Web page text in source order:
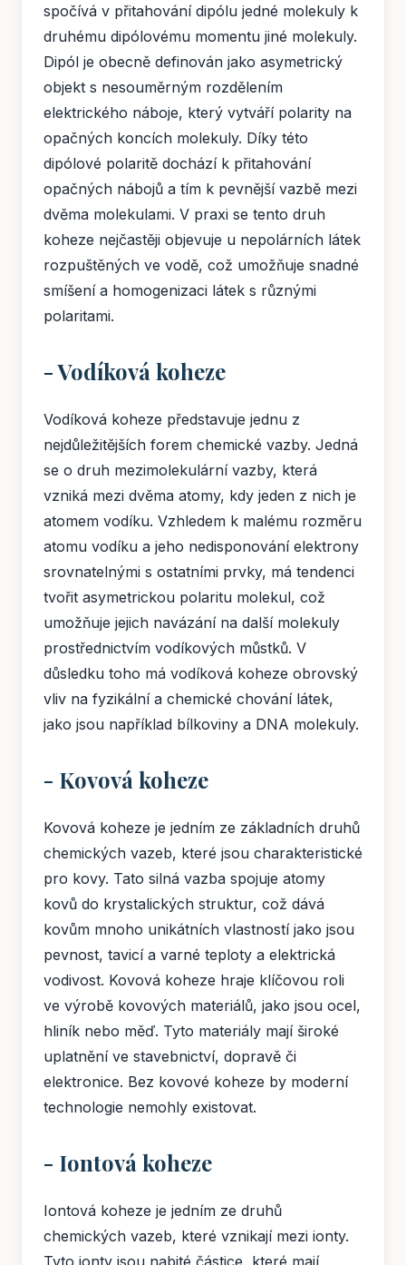
spočívá v přitahování dipólu jedné molekuly k
druhému dipólovému momentu jiné molekuly.
Dipól je obecně definován jako asymetrický
objekt s nesouměrným rozdělením
elektrického náboje, který vytváří polarity na
opačných koncích molekuly. Díky této
dipólové polaritě dochází k přitahování
opačných nábojů a tím k pevnější vazbě mezi
dvěma molekulami. V praxi se tento druh
koheze nejčastěji objevuje u nepolárních látek
rozpuštěných ve vodě, což umožňuje snadné
smíšení a homogenizaci látek s různými
polaritami.
- Vodíková koheze
Vodíková koheze představuje jednu z
nejdůležitějších forem chemické vazby. Jedná
se o druh mezimolekulární vazby, která
vzniká mezi dvěma atomy, kdy jeden z nich je
atomem vodíku. Vzhledem k malému rozměru
atomu vodíku a jeho nedisponování elektrony
srovnatelnými s ostatními prvky, má tendenci
tvořit asymetrickou polaritu molekul, což
umožňuje jejich navázání na další molekuly
prostřednictvím vodíkových můstků. V
důsledku toho má vodíková koheze obrovský
vliv na fyzikální a chemické chování látek,
jako jsou například bílkoviny a DNA molekuly.
- Kovová koheze
Kovová koheze je jedním ze základních druhů
chemických vazeb, které jsou charakteristické
pro kovy. Tato silná vazba spojuje atomy
kovů do krystalických struktur, což dává
kovům mnoho unikátních vlastností jako jsou
pevnost, tavicí a varné teploty a elektrická
vodivost. Kovová koheze hraje klíčovou roli
ve výrobě kovových materiálů, jako jsou ocel,
hliník nebo měď. Tyto materiály mají široké
uplatnění ve stavebnictví, dopravě či
elektronice. Bez kovové koheze by moderní
technologie nemohly existovat.
- Iontová koheze
Iontová koheze je jedním ze druhů
chemických vazeb, které vznikají mezi ionty.